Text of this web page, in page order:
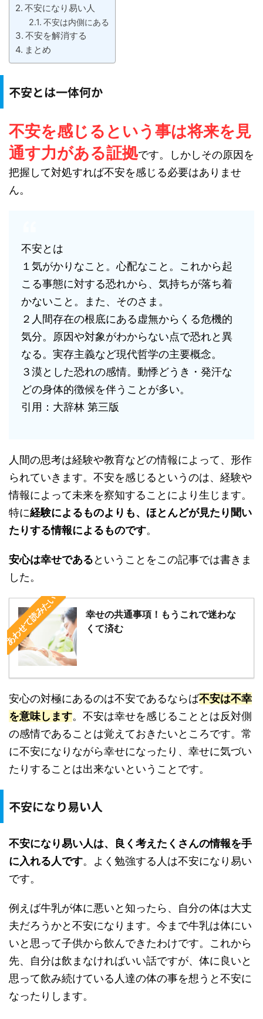
不安になり易い人
不安は内側にある
不安を解消する
まとめ
不安とは一体何か
不安を感じるという事は将来を見
通す力がある証拠です。しかしその原因を
把握して対処すれば不安を感じる必要はありませ
ん。
不安とは
１気がかりなこと。心配なこと。これから起
こる事態に対する恐れから、気持ちが落ち着
かないこと。また、そのさま。
２人間存在の根底にある虚無からくる危機的
気分。原因や対象がわからない点で恐れと異
なる。実存主義など現代哲学の主要概念。
３漠とした恐れの感情。動悸どうき・発汗な
どの身体的徴候を伴うことが多い。
引用：大辞林 第三版
人間の思考は経験や教育などの情報によって、形作
られていきます。不安を感じるというのは、経験や
情報によって未来を察知することにより生じます。
特に経験によるものよりも、ほとんどが見たり聞い
たりする情報によるものです。
安心は幸せであるということをこの記事では書きま
した。
あわせて読みたい
幸せの共通事項！もうこれで迷わな
くて済む
安心の対極にあるのは不安であるならば不安は不幸
を意味します。不安は幸せを感じることとは反対側
の感情であることは覚えておきたいところです。常
に不安になりながら幸せになったり、幸せに気づい
たりすることは出来ないということです。
不安になり易い人
不安になり易い人は、良く考えたくさんの情報を手
に入れる人です。よく勉強する人は不安になり易い
です。
例えば牛乳が体に悪いと知ったら、自分の体は大丈
夫だろうかと不安になります。今まで牛乳は体にい
いと思って子供から飲んできたわけです。これから
先、自分は飲まなければいい話ですが、体に良いと
思って飲み続けている人達の体の事を想うと不安に
なったりします。